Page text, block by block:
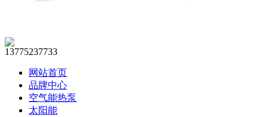
13775237733
网站首页
品牌中心
空气能热泵
太阳能